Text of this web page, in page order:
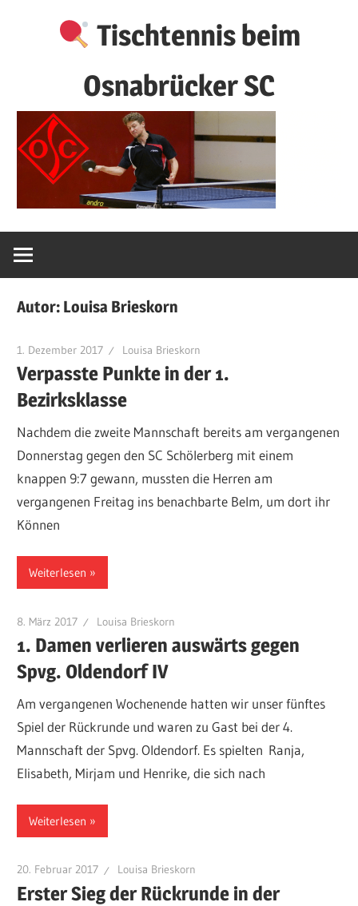
Tischtennis beim
Osnabrücker SC
Autor: Louisa Brieskorn
1. Dezember 2017 Louisa Brieskorn
Verpasste Punkte in der 1.
Bezirksklasse
Nachdem die zweite Mannschaft bereits am vergangenen
Donnerstag gegen den SC Schölerberg mit einem
knappen 9:7 gewann, mussten die Herren am
vergangenen Freitag ins benachbarte Belm, um dort ihr
Können
Weiterlesen
8. März 2017 Louisa Brieskorn
1. Damen verlieren auswärts gegen
Spvg. Oldendorf IV
Am vergangenen Wochenende hatten wir unser fünftes
Spiel der Rückrunde und waren zu Gast bei der 4.
Mannschaft der Spvg. Oldendorf. Es spielten Ranja,
Elisabeth, Mirjam und Henrike, die sich nach
Weiterlesen
20. Februar 2017 Louisa Brieskorn
Erster Sieg der Rückrunde in der